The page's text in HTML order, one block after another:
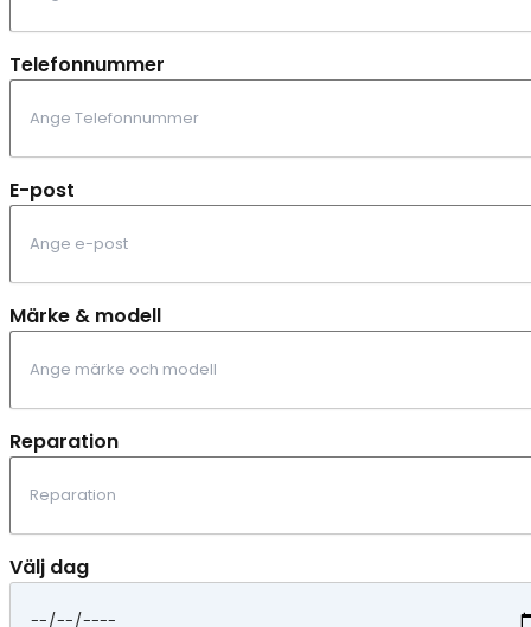
Telefonnummer
E-post
Märke & modell
Reparation
Välj dag